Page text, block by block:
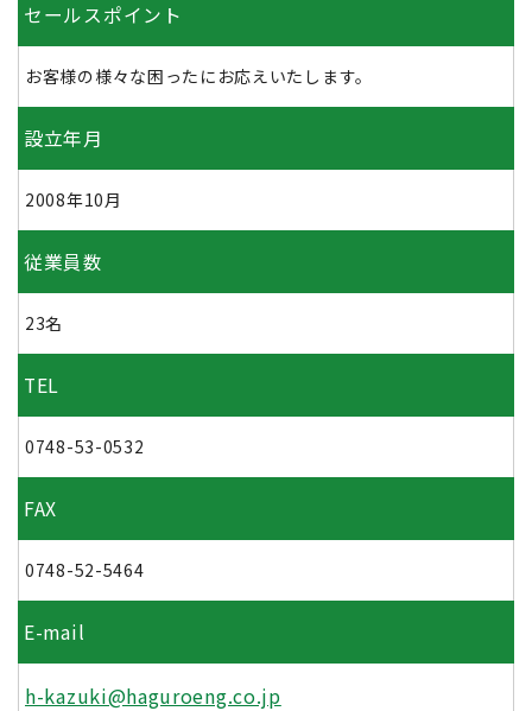
セールスポイント
お客様の様々な困ったにお応えいたします。
設立年月
2008年10月
従業員数
23名
TEL
0748-53-0532
FAX
0748-52-5464
E-mail
h-kazuki@haguroeng.co.jp